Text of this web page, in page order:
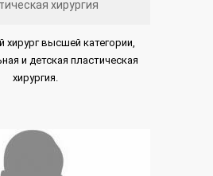
хирургия
хирург высшей категории,
и детская пластическая
хирургия.